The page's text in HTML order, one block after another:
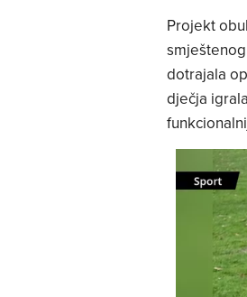
Projekt
dotrajala
dječja